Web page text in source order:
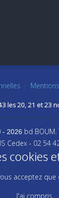
les 20, 21 et 23
- 2026 bd BOUM.
Cedex - 02 54
acceptez
J'ai compris